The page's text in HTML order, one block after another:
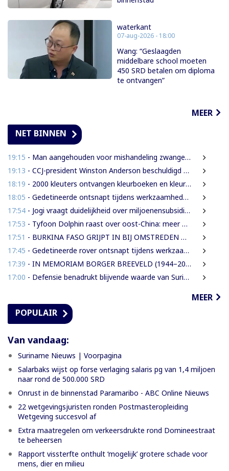
waterkant
07-aug-2026 - 18:00
Wang: “Geslaagden
middelbare school moeten
450 SRD betalen om diploma
te ontvangen”
MEER
NET BINNEN
19:15 - Man aangehouden voor mishandeling zwangere partner en haar kinderen
19:13 - CCJ-president Winston Anderson beschuldigd van autoritair bestuur
18:19 - 2000 kleuters ontvangen kleurboeken en kleurpotloden tijdens vakantieproject
18:05 - Gedetineerde ontsnapt tijdens werkzaamheden in Palmentuin
17:54 - Jogi vraagt duidelijkheid over miljoenensubsidies aan SLM
17:53 - Tyfoon Dolphin raast over oost-China: meer dan een miljoen geëvacueerd
17:51 - BURKINA FASO GRIJPT IN BIJ OMSTREDEN MUSKIETENPROJECT: WAT BETEKENT DIT VOOR LATIJNS-AMERIKA?
17:45 - Gedetineerde rover ontsnapt tijdens werkzaamheden aan de Grote Combeweg
17:39 - IN MEMORIAM BORGER BREEVELD (1944–2026) | HET ONVERGETELIJKE GEZICHT VAN ‘WAN PIPEL’ EN DE SURINAAMSE MEDIA
17:00 - Defensie benadrukt blijvende waarde van Surinaamse veteranen
MEER
POPULAIR
Van vandaag:
Suriname Nieuws | Voorpagina
Salarbaks wijst op forse verlaging salaris pg van 1,4 miljoen
naar rond de 500.000 SRD
Onrust in de binnenstad Paramaribo - ABC Online Nieuws
22 wetgevingsjuristen ronden Postmasteropleiding
Wetgeving succesvol af
Extra maatregelen om verkeersdrukte rond Domineestraat
te beheersen
Rapport vissterfte onthult ‘mogelijk’ grotere schade voor
mens, dier en milieu